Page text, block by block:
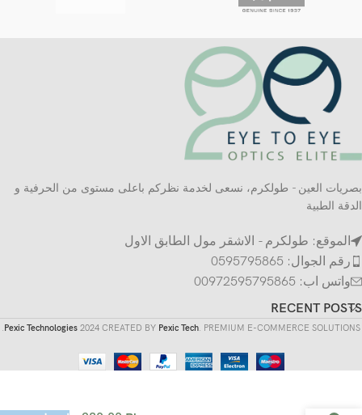
بصريات العين - طولكرم، نسعى لخدمة نظركم باعلى مستوى من الحرفية و
الدقة الطبية
الموقع: طولكرم - الاشقر مول الطابق الاول
رقم الجوال: 0595795865
واتس اب: 00972595795865
RECENT POSTS
Pexic Technologies 2024 CREATED BY Pexic Tech . PREMIUM E-COMMERCE SOLUTIONS.